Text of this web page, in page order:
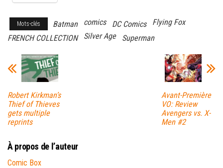
Mots-clés Batman comics DC Comics
Flying Fox
FRENCH COLLECTION
Silver Age Superman
Robert Kirkman’s
Thief of Thieves
gets multiple
reprints
Avant-Première
VO: Review
Avengers vs. X-
Men #2
À propos de l’auteur
Comic Box